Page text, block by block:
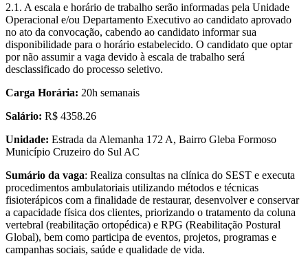
2.1. A escala e horário de trabalho serão informadas pela Unidade
Operacional e/ou Departamento Executivo ao candidato aprovado
no ato da convocação, cabendo ao candidato informar sua
disponibilidade para o horário estabelecido. O candidato que optar
por não assumir a vaga devido à escala de trabalho será
desclassificado do processo seletivo.
Carga Horária: 20h semanais
Salário: R$ 4358.26
Unidade: Estrada da Alemanha 172 A, Bairro Gleba Formoso
Município Cruzeiro do Sul AC
Sumário da vaga: Realiza consultas na clínica do SEST e executa
procedimentos ambulatoriais utilizando métodos e técnicas
fisioterápicos com a finalidade de restaurar, desenvolver e conservar
a capacidade física dos clientes, priorizando o tratamento da coluna
vertebral (reabilitação ortopédica) e RPG (Reabilitação Postural
Global), bem como participa de eventos, projetos, programas e
campanhas sociais, saúde e qualidade de vida.